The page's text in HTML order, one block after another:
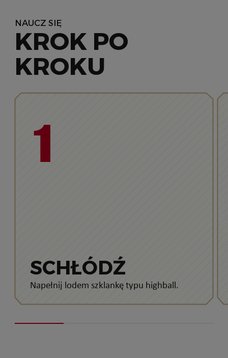
NAUCZ SIĘ
KROK PO
KROKU
1
SCHŁÓDŹ
Napełnij lodem szklankę typu highball.